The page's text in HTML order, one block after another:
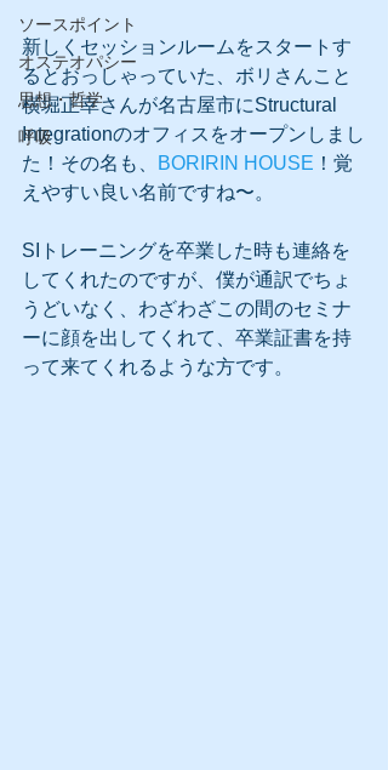
ソースポイント
オステオパシー
思想・哲学
呼吸
新しくセッションルームをスタートす
るとおっしゃっていた、ボリさんこと
横堀正幸さんが名古屋市にStructural
Integrationのオフィスをオープンしまし
た！その名も、
BORIRIN HOUSE ！覚
えやすい良い名前ですね〜。
SIトレーニングを卒業した時も連絡を
してくれたのですが、僕が通訳でちょ
うどいなく、わざわざこの間のセミナ
ーに顔を出してくれて、卒業証書を持
って来てくれるような方です。